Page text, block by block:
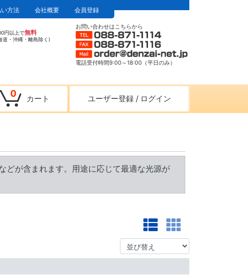
方法 会社概要 会員登録
円以上で無料
道・沖縄・離島除く)
お問い合わせはこちらから
電話受付時間9:00～18:00（平日のみ）
0 カート ユーザー登録 / ログイン
どが含まれます。用途に応じて最適な光源が